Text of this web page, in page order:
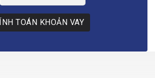
TOÁN KHOẢN VAY